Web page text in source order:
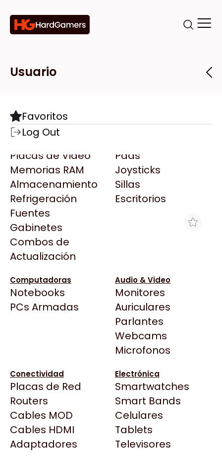
Categorías
Componentes
Motherboards
Microprocesadores
Placas de Video
Memorias RAM
Almacenamiento
Refrigeración
Fuentes
Gabinetes
Combos de
Actualización
Pads
Joysticks
Sillas
Escritorios
Computadoras
Notebooks
PCs Armadas
Audio & Video
Monitores
Auriculares
Parlantes
Webcams
Microfonos
Conectividad
Placas de Red
Routers
Cables MOD
Cables HDMI
Adaptadores
Electrónica
Smartwatches
Smart Bands
Celulares
Tablets
Televisores
Marcas
Todas las Marcas
AMD
AULA
Acer
Adata
AeroCool
Antec
Arkham
Asrock
BenQ
CX
Cooler Master
Deepcool
Dell
EVGA
Gamemax
Genesis
Genius
Tiendas
Destacadas
Todas las Tiendas
Click Gaming
Compufan Store
Dinobyte
Full H4rd
Gaming City
Gezatek
Usuario
Favoritos
Log Out
DISCO HDD 6TB WD PURPLE
WD64PURZ VIDEOVIGILANCIA
$450.749
Ver producto en la página de IgnaTech